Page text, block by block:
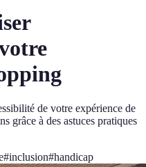
de votre expérience de
grâce à des astuces pratiques
#inclusion#handicap